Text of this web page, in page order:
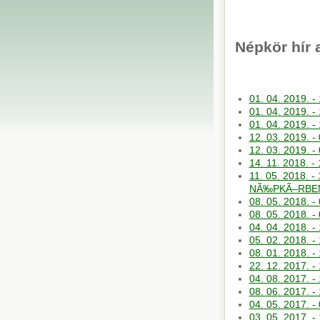
Népkör hír
01. 04. 2019. -
01. 04. 2019. -
01. 04. 2019.
12. 03. 2019.
12. 03. 2019.
14. 11. 2018.
11. 05. 2018. -
08. 05. 2018. -
08. 05. 2018. -
04. 04. 2018.
05. 02. 2018. -
08. 01. 2018.
22. 12. 2017.
04. 08. 2017. -
08. 06. 2017. -
04. 05. 2017. -
03. 05. 2017. -